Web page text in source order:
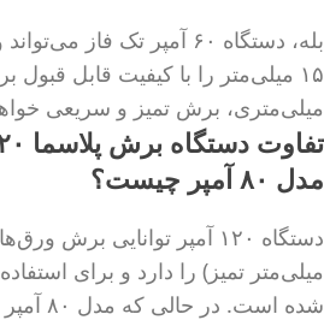
بله، دستگاه ۶۰ آمپر تک
میلی‌متری، برش تمیز و سریعی
مدل ۸۰ آمپر چیست؟
میلی‌متر تمیز) را دارد و برای
شده است.